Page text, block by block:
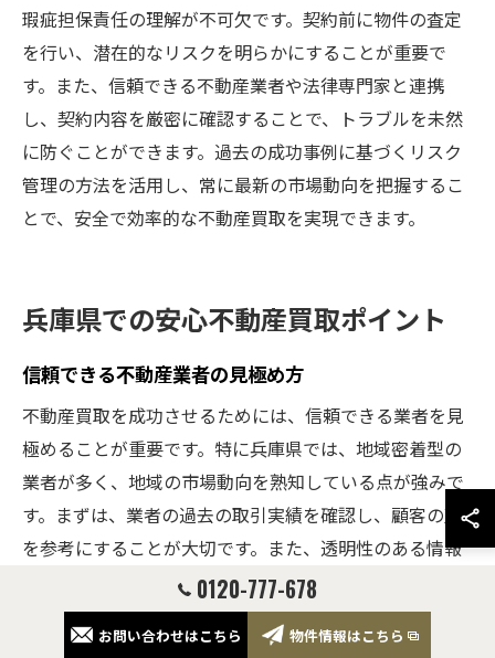
瑕疵担保責任の理解が不可欠です。契約前に物件の査定
を行い、潜在的なリスクを明らかにすることが重要で
す。また、信頼できる不動産業者や法律専門家と連携
し、契約内容を厳密に確認することで、トラブルを未然
に防ぐことができます。過去の成功事例に基づくリスク
管理の方法を活用し、常に最新の市場動向を把握するこ
とで、安全で効率的な不動産買取を実現できます。
兵庫県での安心不動産買取ポイント
信頼できる不動産業者の見極め方
不動産買取を成功させるためには、信頼できる業者を見
極めることが重要です。特に兵庫県では、地域密着型の
業者が多く、地域の市場動向を熟知している点が強みで
す。まずは、業者の過去の取引実績を確認し、顧客の声
を参考にすることが大切です。また、透明性のある情報
提供を行い、顧客のニーズを的確にヒアリングする姿勢
を持つ業者を選ぶと良いでしょう。さらに、瑕疵担保責
任に関する知識が豊富な業者であれば、安心して取引を
0120-777-678
お問い合わせはこちら 物件情報はこちら